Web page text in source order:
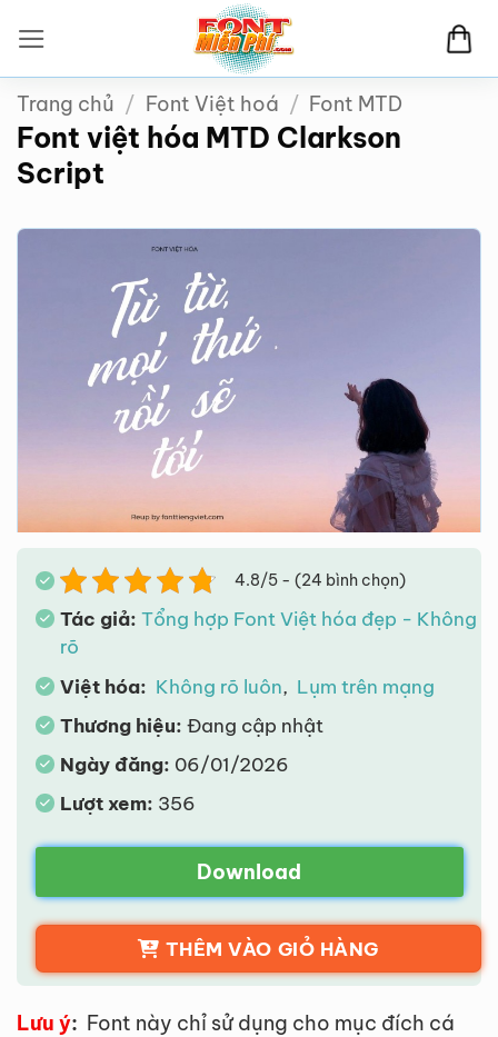
qua
nội
dung
Trang chủ / Font Việt hoá / Font MTD
Font việt hóa MTD Clarkson
Script
4.8/5 - (24 bình chọn)
Tác giả: Tổng hợp Font Việt hóa đẹp - Không
rõ
Việt hóa: Không rõ luôn, Lụm trên mạng
Thương hiệu: Đang cập nhật
Ngày đăng: 06/01/2026
Lượt xem: 356
Download
THÊM VÀO GIỎ HÀNG
Lưu ý: Font này chỉ sử dụng cho mục đích cá